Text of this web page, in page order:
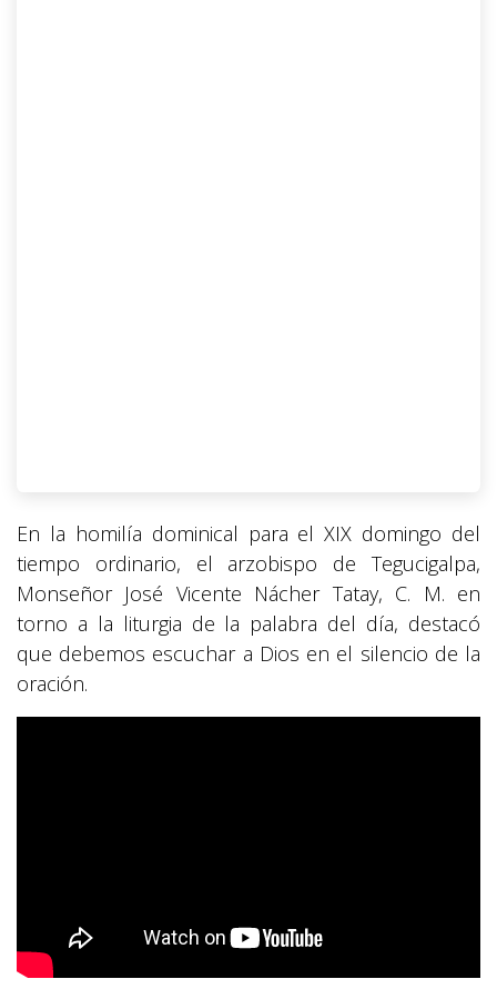
En la homilía dominical para el XIX domingo del
tiempo ordinario, el arzobispo de Tegucigalpa,
Monseñor José Vicente Nácher Tatay, C. M. en
torno a la liturgia de la palabra del día, destacó
que debemos escuchar a Dios en el silencio de la
oración.